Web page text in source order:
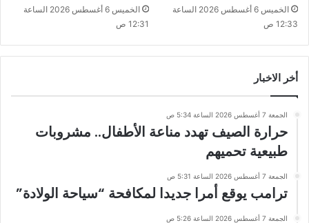
الخميس 6 أغسطس 2026 الساعة
12:33 ص
الخميس 6 أغسطس 2026 الساعة
12:31 ص
أخر الاخبار
الجمعة 7 أغسطس 2026 الساعة 5:34 ص
حرارة الصيف تهدد مناعة الأطفال.. مشروبات
طبيعية تحميهم
الجمعة 7 أغسطس 2026 الساعة 5:31 ص
ترامب يوقع أمرا جديدا لمكافحة “سياحة الولادة”
الجمعة 7 أغسطس 2026 الساعة 5:26 ص